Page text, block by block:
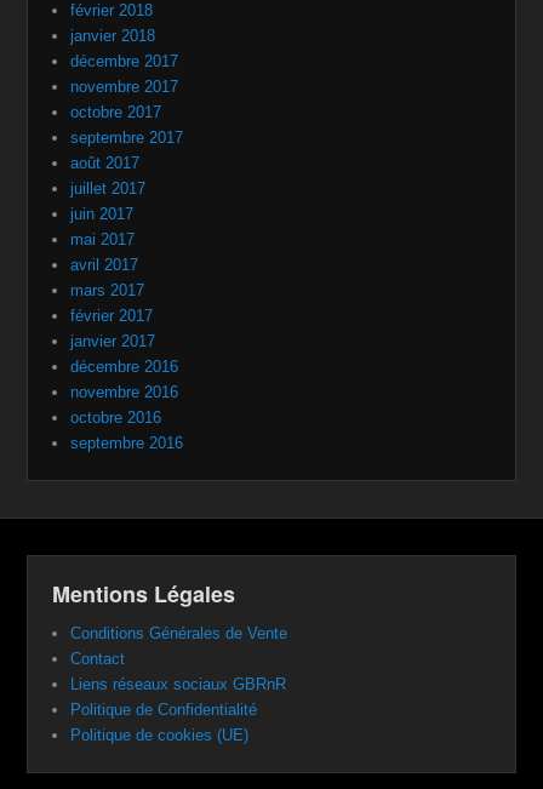
février 2018
janvier 2018
décembre 2017
novembre 2017
octobre 2017
septembre 2017
août 2017
juillet 2017
juin 2017
mai 2017
avril 2017
mars 2017
février 2017
janvier 2017
décembre 2016
novembre 2016
octobre 2016
septembre 2016
Mentions Légales
Conditions Générales de Vente
Contact
Liens réseaux sociaux GBRnR
Politique de Confidentialité
Politique de cookies (UE)